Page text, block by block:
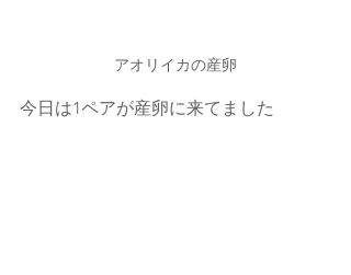
アオリイカの産卵
今日は1ペアが産卵に来てました